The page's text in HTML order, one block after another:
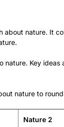
about nature. It
nature. Key ideas
nature to
Nature 2